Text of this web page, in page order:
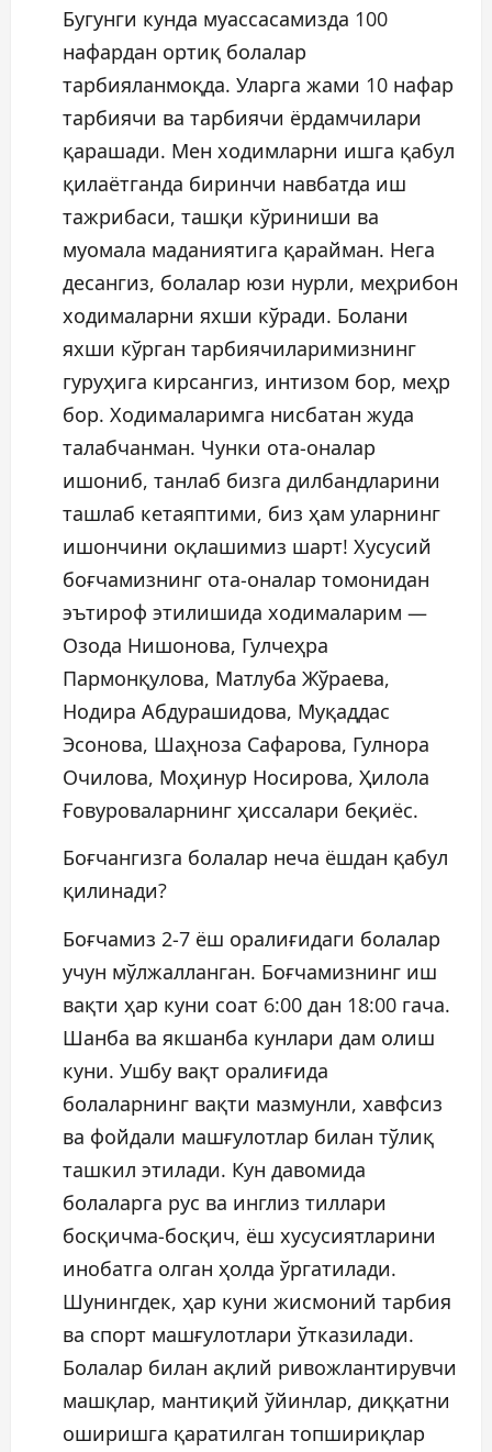
Бугунги кунда муассасамизда 100
нафардан ортиқ болалар
тарбияланмоқда. Уларга жами 10 нафар
тарбиячи ва тарбиячи ёрдамчилари
қарашади. Мен ходимларни ишга қабул
қилаётганда биринчи навбатда иш
тажрибаси, ташқи кўриниши ва
муомала маданиятига қарайман. Нега
десангиз, болалар юзи нурли, меҳрибон
ходималарни яхши кўради. Болани
яхши кўрган тарбиячиларимизнинг
гуруҳига кирсангиз, интизом бор, меҳр
бор. Ходималаримга нисбатан жуда
талабчанман. Чунки ота-оналар
ишониб, танлаб бизга дилбандларини
ташлаб кетаяптими, биз ҳам уларнинг
ишончини оқлашимиз шарт! Хусусий
боғчамизнинг ота-оналар томонидан
эътироф этилишида ходималарим —
Озода Нишонова, Гулчеҳра
Пармонқулова, Матлуба Жўраева,
Нодира Абдурашидова, Муқаддас
Эсонова, Шаҳноза Сафарова, Гулнора
Очилова, Моҳинур Носирова, Ҳилола
Ғовуроваларнинг ҳиссалари беқиёс.
Боғчангизга болалар неча ёшдан қабул
қилинади?
Боғчамиз 2-7 ёш оралиғидаги болалар
учун мўлжалланган. Боғчамизнинг иш
вақти ҳар куни соат 6:00 дан 18:00 гача.
Шанба ва якшанба кунлари дам олиш
куни. Ушбу вақт оралиғида
болаларнинг вақти мазмунли, хавфсиз
ва фойдали машғулотлар билан тўлиқ
ташкил этилади. Кун давомида
болаларга рус ва инглиз тиллари
босқичма-босқич, ёш хусусиятларини
инобатга олган ҳолда ўргатилади.
Шунингдек, ҳар куни жисмоний тарбия
ва спорт машғулотлари ўтказилади.
Болалар билан ақлий ривожлантирувчи
машқлар, мантиқий ўйинлар, диққатни
оширишга қаратилган топшириқлар